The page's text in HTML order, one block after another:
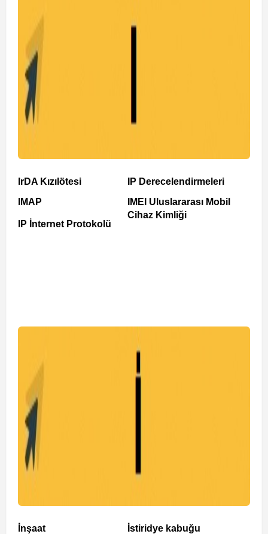
IrDA Kızılötesi
IMAP
IP İnternet Protokolü
IP Derecelendirmeleri
IMEI Uluslararası Mobil
Cihaz Kimliği
İnşaat
İstiridye kabuğu